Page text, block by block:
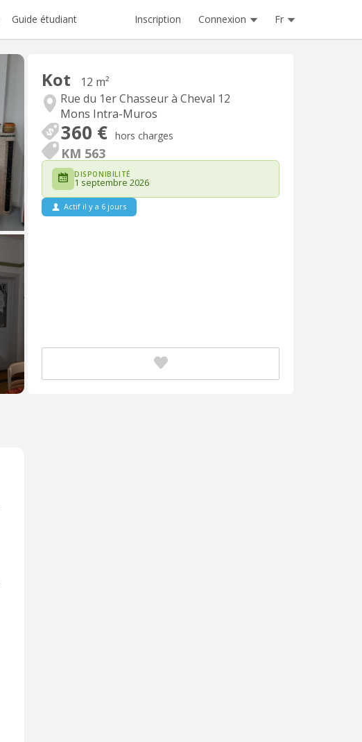
Guide étudiant Inscription Connexion Fr
Kot
12 m²
Rue du 1er Chasseur à Cheval 12
Mons Intra-Muros
360 € hors charges
KM 563
DISPONIBILITÉ
1 septembre 2026
Actif il y a 6 jours